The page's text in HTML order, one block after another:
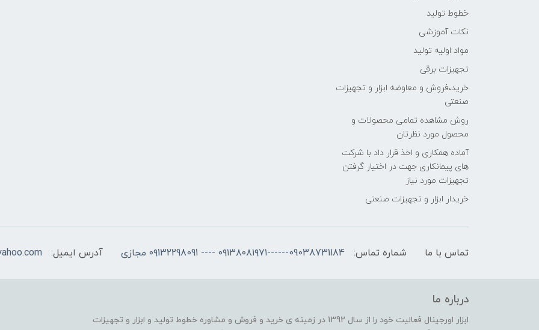
خطوط تولید
نکات آموزشی
مواد اولیه تولید
تجهیزات برقی
خرید،فروش و معاوضه ابزار و تجهیزات
صنعتی
روش مشاهده تمامی محصولات و
محصول مورد نظرتان
آماده همکاری و اخذ قرار داد با شرکت
های پیمانکاری جهت در اختیار گرفتن
تجهیزات مورد نیاز
خریدار ابزار و تجهیزات صنعتی
تماس با ما شماره تماس: 09038731184------۰۹۱۳۸۰۸۱۹۷۱ ---- ۰۹132298091 مجازی آدرس ایمیل:
درباره ما
ابزار اورجینال فعالیت خود را از سال 1392 در زمینه ی خرید و فروش و مشاوره خطوط تولید و ابزار و تجهیزات